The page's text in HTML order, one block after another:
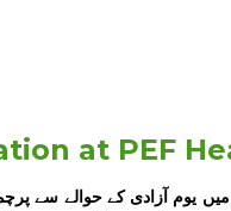
at PEF
یوم آزادی کے حوالے سے